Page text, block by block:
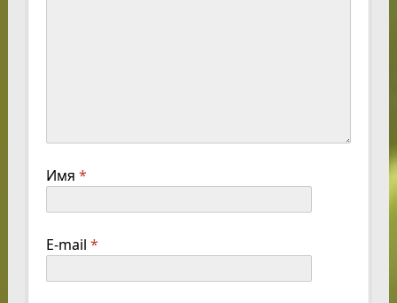
Имя *
E-mail *